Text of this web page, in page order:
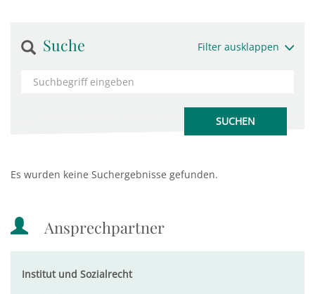
Suche Filter ausklappen
Es wurden keine Suchergebnisse gefunden.
Ansprechpartner
Institut und Sozialrecht